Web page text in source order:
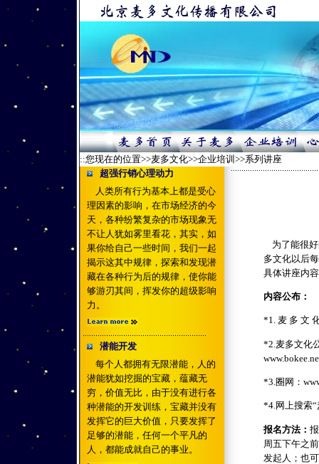
::您现在的位置>>麦多文化>>企业培训>>系列讲座
超强行销心理动力
人类所有行为基本上都是受心
理因素的影响，在市场经济的今
天，各种纷繁复杂的市场现象无
不让人犹如雾里看花，其实，如
果你给自己一些时间，我们一起
揭示这其中规律，探索和发现潜
藏在各种行为后的规律，使你能
够游刃其间，挥发你的超级影响
力。
潜能开发
每个人都拥有无限潜能，人的
潜能犹如挖掘的宝藏，蕴藏无
穷，价值无比，由于没有进行各
种潜能的开发训练，宝藏并没有
发挥它的巨大价值，只要发挥了
足够的潜能，任何一个平凡的
人，都能成就自己的事业。
为了能很好
多文化以后
具体讲座内
内容公布：
*1. 麦 多 文
*2.麦多文化
*3.圈网：
*4.网上搜索
报名方法：
周五下午之
发起人；也